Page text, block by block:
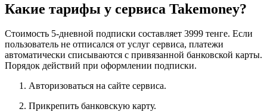
Какие тарифы у сервиса Takemoney?
Стоимость 5-дневной подписки составляет 3999 тенге. Если
пользователь не отписался от услуг сервиса, платежи
автоматически списываются с привязанной банковской карты.
Порядок действий при оформлении подписки.
Авторизоваться на сайте сервиса.
Прикрепить банковскую карту.